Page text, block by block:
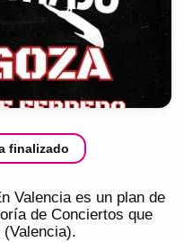
finalizado
Valencia es un plan de
de Conciertos que